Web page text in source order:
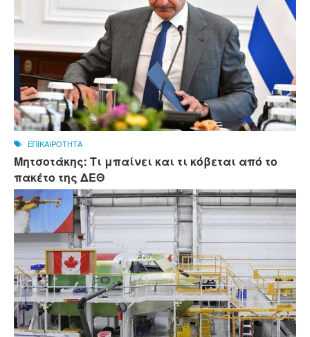
ΕΠΙΚΑΙΡΟΤΗΤΑ
Μητσοτάκης: Τι μπαίνει και τι κόβεται από το
πακέτο της ΔΕΘ